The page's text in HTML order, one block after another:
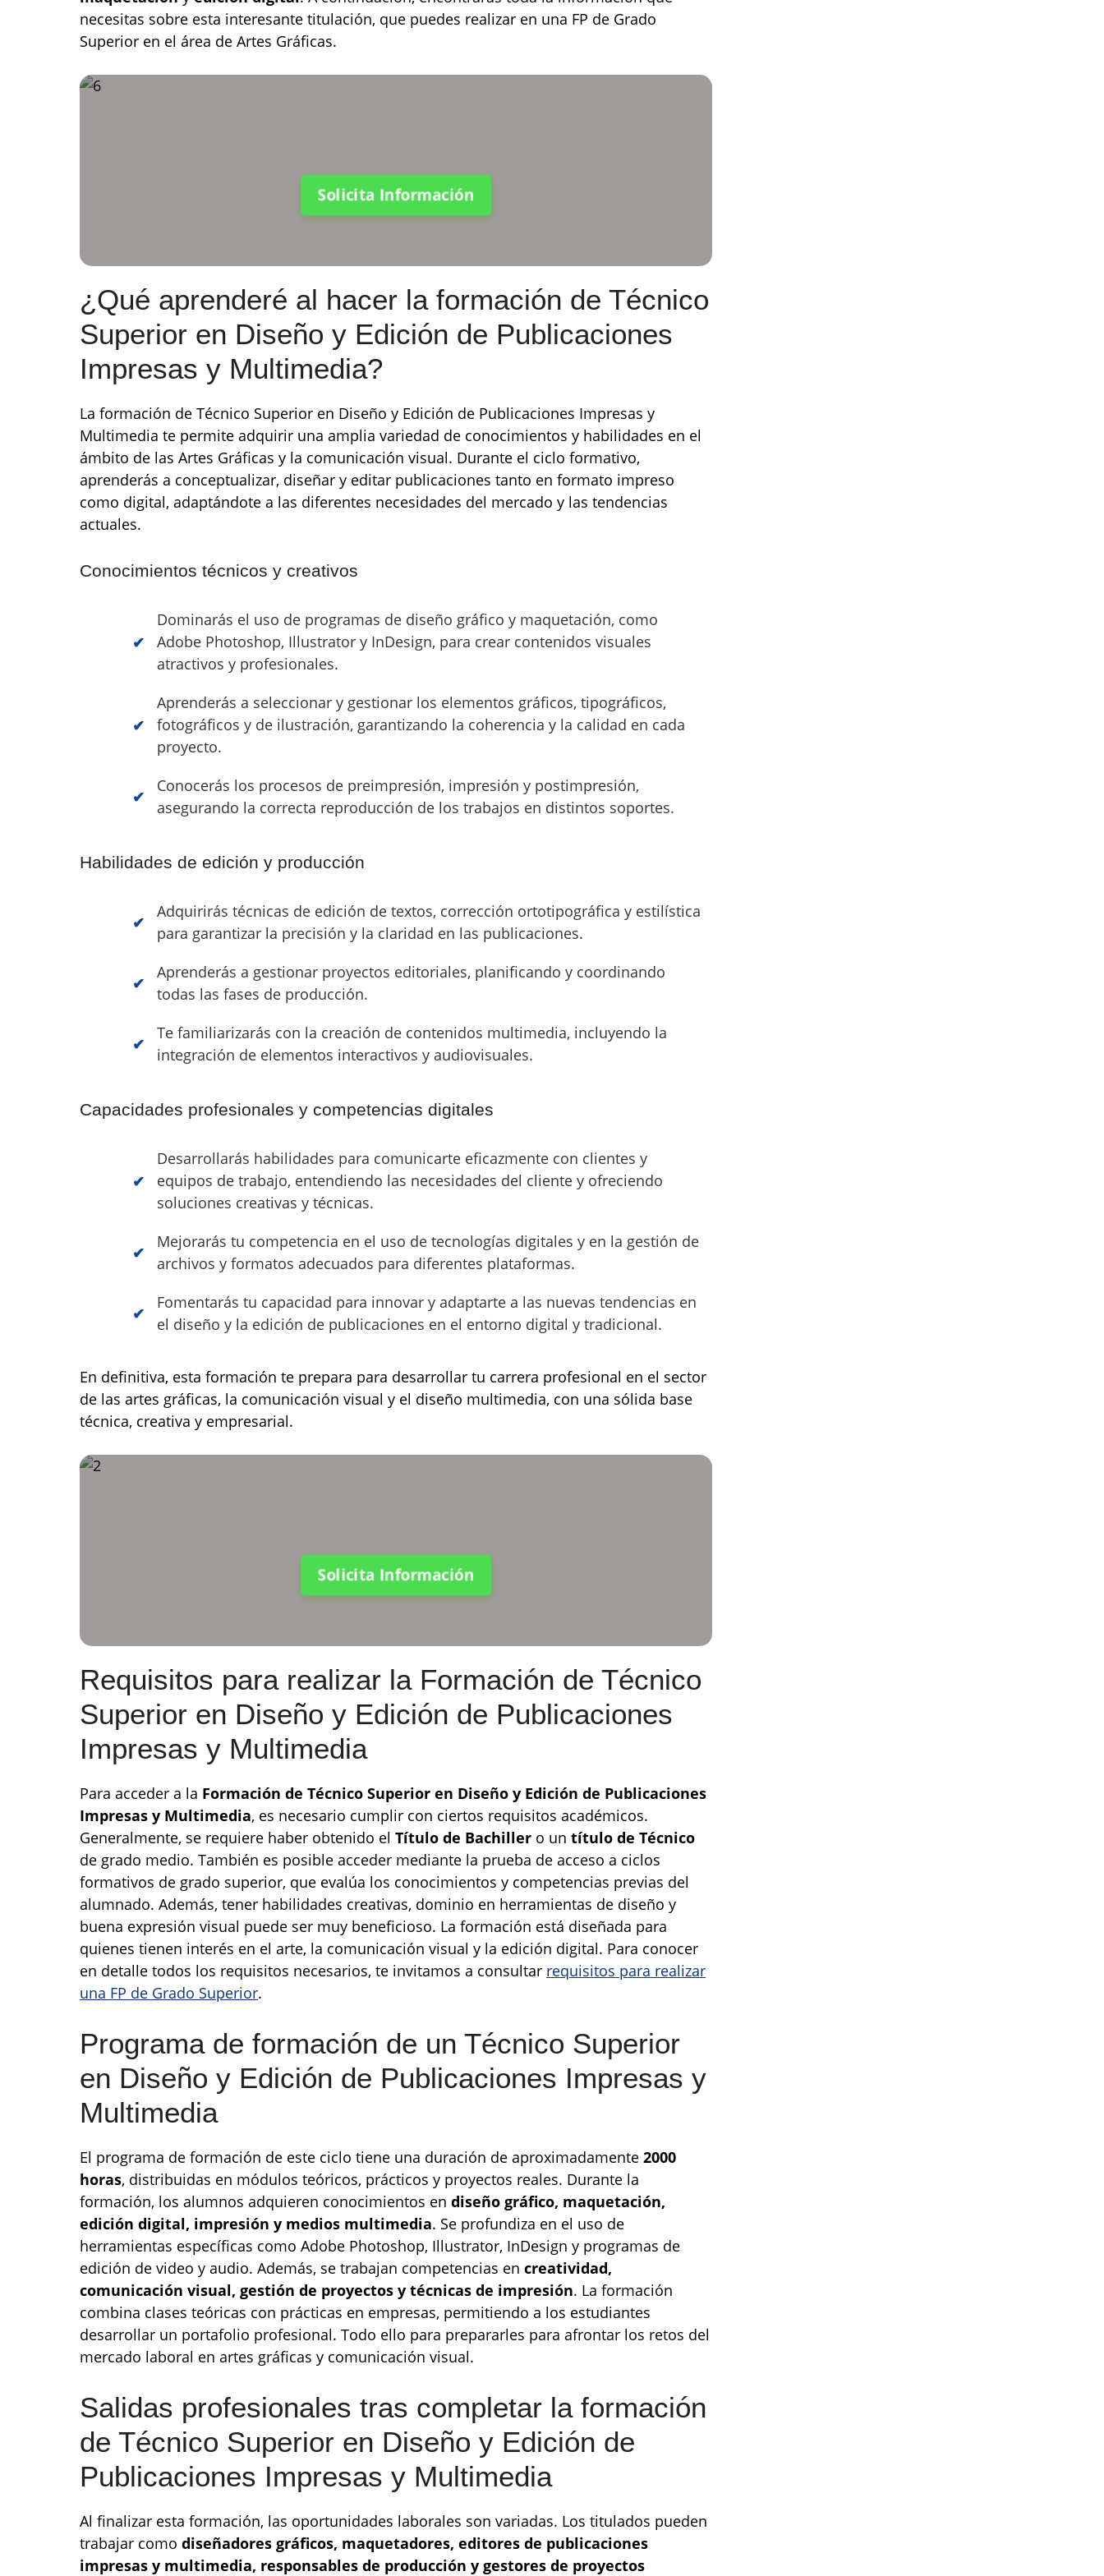
necesitas sobre esta interesante titulación, que puedes realizar en una FP de Grado
Superior en el área de Artes Gráficas.
Solicita Información
¿Qué aprenderé al hacer la formación de Técnico
Superior en Diseño y Edición de Publicaciones
Impresas y Multimedia?
La formación de Técnico Superior en Diseño y Edición de Publicaciones Impresas y
Multimedia te permite adquirir una amplia variedad de conocimientos y habilidades en el
ámbito de las Artes Gráficas y la comunicación visual. Durante el ciclo formativo,
aprenderás a conceptualizar, diseñar y editar publicaciones tanto en formato impreso
como digital, adaptándote a las diferentes necesidades del mercado y las tendencias
actuales.
Conocimientos técnicos y creativos
Dominarás el uso de programas de diseño gráfico y maquetación, como
Adobe Photoshop, Illustrator y InDesign, para crear contenidos visuales
atractivos y profesionales.
Aprenderás a seleccionar y gestionar los elementos gráficos, tipográficos,
fotográficos y de ilustración, garantizando la coherencia y la calidad en cada
proyecto.
Conocerás los procesos de preimpresión, impresión y postimpresión,
asegurando la correcta reproducción de los trabajos en distintos soportes.
Habilidades de edición y producción
Adquirirás técnicas de edición de textos, corrección ortotipográfica y estilística
para garantizar la precisión y la claridad en las publicaciones.
Aprenderás a gestionar proyectos editoriales, planificando y coordinando
todas las fases de producción.
Te familiarizarás con la creación de contenidos multimedia, incluyendo la
integración de elementos interactivos y audiovisuales.
Capacidades profesionales y competencias digitales
Desarrollarás habilidades para comunicarte eficazmente con clientes y
equipos de trabajo, entendiendo las necesidades del cliente y ofreciendo
soluciones creativas y técnicas.
Mejorarás tu competencia en el uso de tecnologías digitales y en la gestión de
archivos y formatos adecuados para diferentes plataformas.
Fomentarás tu capacidad para innovar y adaptarte a las nuevas tendencias en
el diseño y la edición de publicaciones en el entorno digital y tradicional.
En definitiva, esta formación te prepara para desarrollar tu carrera profesional en el sector
de las artes gráficas, la comunicación visual y el diseño multimedia, con una sólida base
técnica, creativa y empresarial.
Solicita Información
Requisitos para realizar la Formación de Técnico
Superior en Diseño y Edición de Publicaciones
Impresas y Multimedia
Para acceder a la Formación de Técnico Superior en Diseño y Edición de Publicaciones
Impresas y Multimedia, es necesario cumplir con ciertos requisitos académicos.
Generalmente, se requiere haber obtenido el Título de Bachiller o un título de Técnico
de grado medio. También es posible acceder mediante la prueba de acceso a ciclos
formativos de grado superior, que evalúa los conocimientos y competencias previas del
alumnado. Además, tener habilidades creativas, dominio en herramientas de diseño y
buena expresión visual puede ser muy beneficioso. La formación está diseñada para
quienes tienen interés en el arte, la comunicación visual y la edición digital. Para conocer
en detalle todos los requisitos necesarios, te invitamos a consultar requisitos para realizar
una FP de Grado Superior.
Programa de formación de un Técnico Superior
en Diseño y Edición de Publicaciones Impresas y
Multimedia
El programa de formación de este ciclo tiene una duración de aproximadamente 2000
horas, distribuidas en módulos teóricos, prácticos y proyectos reales. Durante la
formación, los alumnos adquieren conocimientos en diseño gráfico, maquetación,
edición digital, impresión y medios multimedia. Se profundiza en el uso de
herramientas específicas como Adobe Photoshop, Illustrator, InDesign y programas de
edición de video y audio. Además, se trabajan competencias en creatividad,
comunicación visual, gestión de proyectos y técnicas de impresión. La formación
combina clases teóricas con prácticas en empresas, permitiendo a los estudiantes
desarrollar un portafolio profesional. Todo ello para prepararles para afrontar los retos del
mercado laboral en artes gráficas y comunicación visual.
Salidas profesionales tras completar la formación
de Técnico Superior en Diseño y Edición de
Publicaciones Impresas y Multimedia
Al finalizar esta formación, las oportunidades laborales son variadas. Los titulados pueden
trabajar como diseñadores gráficos, maquetadores, editores de publicaciones
impresas y multimedia, responsables de producción y gestores de proyectos